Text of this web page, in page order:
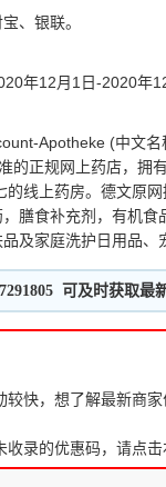
、银联。
年12月1日-2020年
Apotheke (中文
的正规网上药店，拥
的线上药房。德文原
膳食补充剂，有机食
及家庭洗护日用品、
可及时获取最
较快，想了解最新商
收录的优惠码，请点击